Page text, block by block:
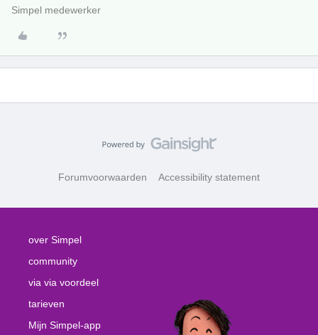
Simpel medewerker
Forumvoorwaarden Accessibility statement
over Simpel
community
via via voordeel
tarieven
Mijn Simpel-app